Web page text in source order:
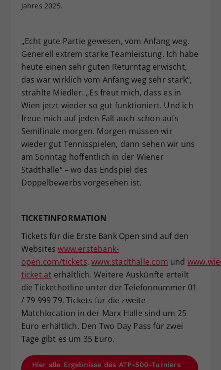
Jahres 2025.
„Echt gute Partie gewesen, vom Anfang weg.
Generell extrem starke Teamleistung. Ich habe
heute einen sehr guten Returntag erwischt,
das war wirklich vom Anfang weg sehr stark“,
strahlte Miedler. „Es freut mich, dass es in
Wien jetzt wieder so gut funktioniert. Und ich
freue mich auf jeden Fall auch schon aufs
Semifinale morgen. Morgen müssen wir
wieder gut Tennisspielen, dann sehen wir uns
am Sonntag hoffentlich in der Wiener
Stadthalle“ – wo das Endspiel des
Doppelbewerbs vorgesehen ist.
TICKETINFORMATION
Tickets für die Erste Bank Open sind auf den
Websiteswww.erstebank-
open.com/tickets,www.stadthalle.com und
ticket.at erhältlich. Weitere Auskünfte erteilt
die Tickethotline unter der Telefonnummer 01
/ 79 999 79. Tickets für die zweite
Matchlocation in der Marx Halle sind um 25
Euro erhältlich. Den Two Day Pass für zwei
Tage gibt es um 35 Euro.
Hier alle Ergebnisse des ATP-500-Turniers